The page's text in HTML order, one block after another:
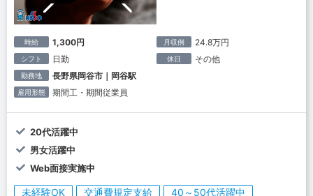
時給 1,300円 月収例 24.8万円
シフト 日勤 休日 その他
勤務地 長野県岡谷市｜岡谷駅
雇用形態 期間工・期間従業員
20代活躍中
男女活躍中
Web面接実施中
未経験OK 交通費規定支給 40～50代活躍中